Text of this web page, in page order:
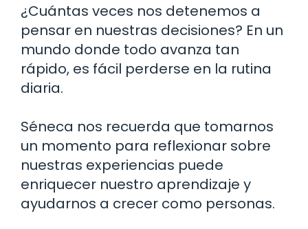
¿Cuántas veces nos detenemos a
pensar en nuestras decisiones? En un
mundo donde todo avanza tan
rápido, es fácil perderse en la rutina
diaria.
Séneca nos recuerda que tomarnos
un momento para reflexionar sobre
nuestras experiencias puede
enriquecer nuestro aprendizaje y
ayudarnos a crecer como personas.